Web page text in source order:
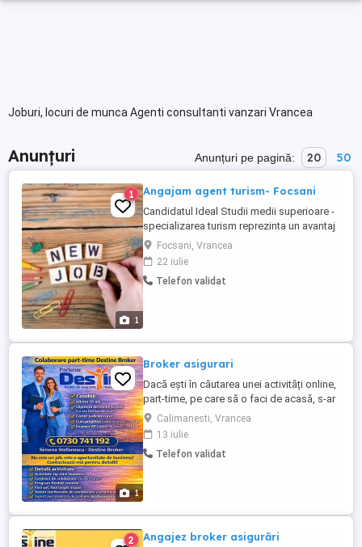
Joburi, locuri de munca Agenti consultanti vanzari Vrancea
Anunțuri Anunțuri pe pagină: 20 50
1
1 Angajam agent turism- Focsani
Candidatul Ideal Studii medii superioare -
specializarea turism reprezinta un avantaj
Limba engleza nivel avansat Cunostinte
generale de turism, destinatii produse
Atitudine proactiva, deschisa, empatica,
dornica de dezvoltare personala Abilitati
Focsani, Vrancea
22 iulie
Telefon validat
1
Broker asigurari
Dacă ești în căutarea unei activități online,
part-time, pe care să o faci de acasă, s-ar
putea să te intereseze. Colaborez cu
Destine Holding și extindem echipa.
Oferim training, suport și un program
flexibil. Nu este pentru îmbogățire rapidă ,
Calimanesti, Vrancea
13 iulie
Telefon validat
2 Angajez broker asigurări